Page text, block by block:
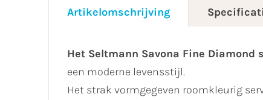
Artikelomschrijving
Het Seltmann Savona Fine Diamond
een moderne levensstijl.
Het strak vormgegeven roomkleurig